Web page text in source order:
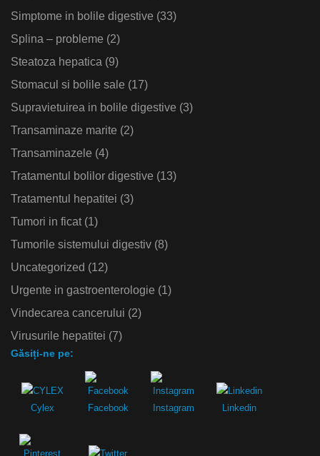
Simptome in bolile digestive (33)
Splina – probleme (2)
Steatoza hepatica (9)
Stomacul si bolile sale (17)
Supravietuirea in bolile digestive (3)
Transaminaze marite (2)
Transaminazele (4)
Tratamentul bolilor digestive (13)
Tratamentul hepatitei (3)
Tumori in ficat(1)
Tumorile sistemului digestiv (8)
Uncategorized (12)
Urgente in gastroenterologie (1)
Vindecarea cancerului (2)
Virusurile hepatitei (7)
Găsiți-ne pe:
Cylex Facebook Instagram Linkedin